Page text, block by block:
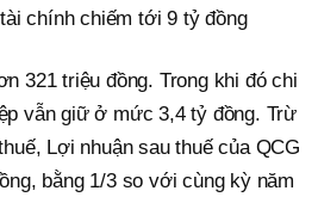
chính chiếm tới 9 tỷ đồng
321 triệu đồng. Trong khi đó chi
vẫn giữ ở mức 3,4 tỷ đồng. Trừ
Lợi nhuận sau thuế của QCG
bằng 1/3 so với cùng kỳ năm